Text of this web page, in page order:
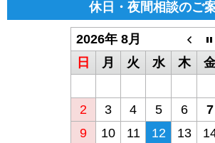
休日・夜間相談のご
2026年 8月
日
月 火 水 木
2
3 4 5 6 7
9
10 11 12 13